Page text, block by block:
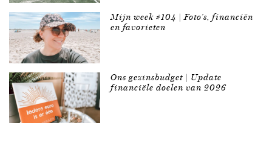
Mijn week #104 | Foto’s, financiën
en favorieten
Ons gezinsbudget | Update
financiële doelen van 2026